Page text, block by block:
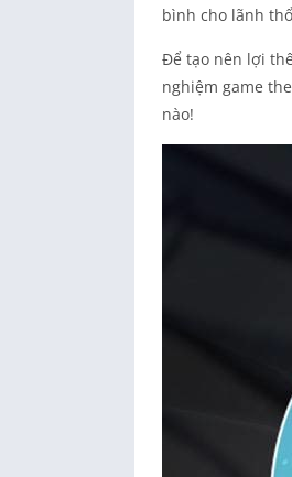
bình cho lãnh
Để tạo nên lợi
nghiệm game
nào!